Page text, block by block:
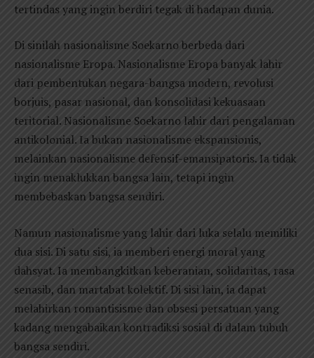
tertindas yang ingin berdiri tegak di hadapan dunia.
Di sinilah nasionalisme Soekarno berbeda dari
nasionalisme Eropa. Nasionalisme Eropa banyak lahir
dari pembentukan negara-bangsa modern, revolusi
borjuis, pasar nasional, dan konsolidasi kekuasaan
teritorial. Nasionalisme Soekarno lahir dari pengalaman
antikolonial. Ia bukan nasionalisme ekspansionis,
melainkan nasionalisme defensif-emansipatoris. Ia tidak
ingin menaklukkan bangsa lain, tetapi ingin
membebaskan bangsa sendiri.
Namun nasionalisme yang lahir dari luka selalu memiliki
dua sisi. Di satu sisi, ia memberi energi moral yang
dahsyat. Ia membangkitkan keberanian, solidaritas, rasa
senasib, dan martabat kolektif. Di sisi lain, ia dapat
melahirkan romantisisme dan obsesi persatuan yang
kadang mengabaikan kontradiksi sosial di dalam tubuh
bangsa sendiri.